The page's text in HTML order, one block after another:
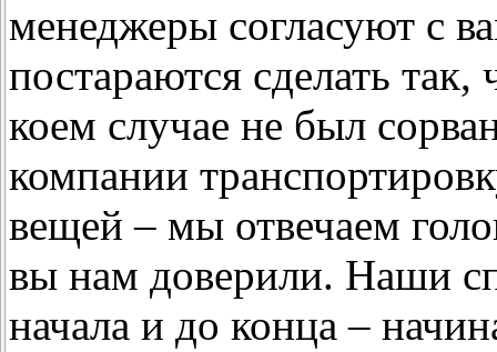
менеджеры согласуют с
постараются сделать
коем случае не был
компании
вещей – мы отвечаем
вы нам доверили. Наши
начала и до конца –